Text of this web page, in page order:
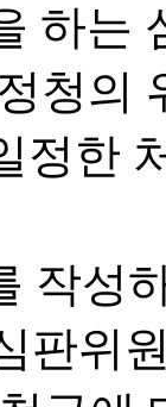
하는
청의
정한